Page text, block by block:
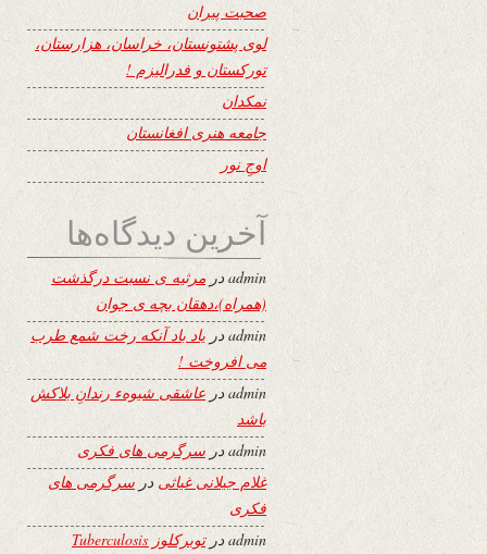
صحبت پیران
لوی پشتونستان، خراسان، هزارستان،
تورکستان و فدرالیزم !
نمکدان
جامعه هنری افغانستان
اوجِ نور
آخرین دیدگاه‌ها
adminدر مرثیه ی نسبت درگذشت
(همراه)،دهقان بچه ی جوان
admin در یاد باد آنکه رخت شمع طرب
می افروخت !
adminدر عاشقی شیوهء رندانِ بلاکش
باشد
admin در سرگرمی های فکری
غلام جیلانی غیاثی در سرگرمی های
فکری
adminدرتوبرکلوز Tuberculosis